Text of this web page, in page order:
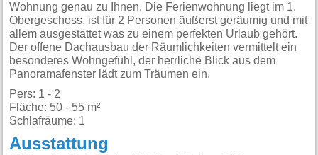
Wohnung genau zu Ihnen. Die Ferienwohnung liegt im 1.
Obergeschoss, ist für 2 Personen äußerst geräumig und mit
allem ausgestattet was zu einem perfekten Urlaub gehört.
Der offene Dachausbau der Räumlichkeiten vermittelt ein
besonderes Wohngefühl, der herrliche Blick aus dem
Panoramafenster lädt zum Träumen ein.
Pers: 1 - 2
Fläche: 50 - 55 m²
Schlafräume: 1
Ausstattung